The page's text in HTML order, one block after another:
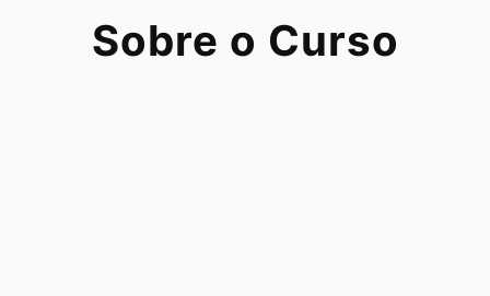
Sobre o Curso